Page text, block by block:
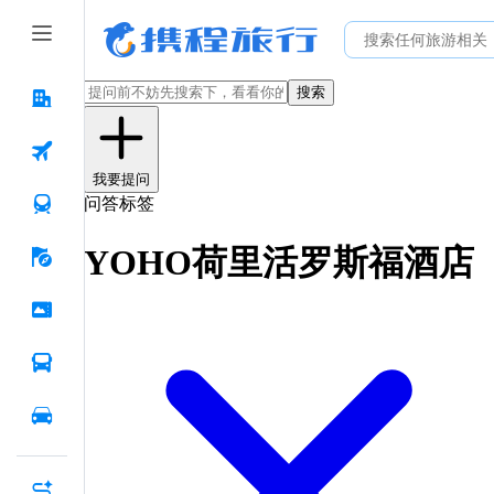
搜索
我要提问
问答标签
YOHO荷里活罗斯福酒店